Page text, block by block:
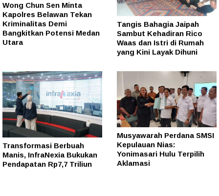
Wong Chun Sen Minta
Kapolres Belawan Tekan
Kriminalitas Demi
Bangkitkan Potensi Medan
Utara
Tangis Bahagia Jaipah
Sambut Kehadiran Rico
Waas dan Istri di Rumah
yang Kini Layak Dihuni
Transformasi Berbuah
Manis, InfraNexia Bukukan
Pendapatan Rp7,7 Triliun
Musyawarah Perdana SMSI
Kepulauan Nias:
Yonimasari Hulu Terpilih
Aklamasi